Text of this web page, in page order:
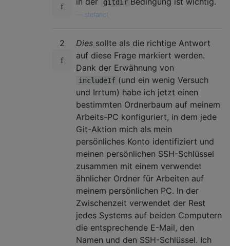
gitdir
stefanct
2 Dies sollte als die richtige Antwort
auf diese Frage markiert werden.
Dank der Erwähnung von
includeIf (und ein wenig Versuch
und Irrtum) habe ich jetzt einen
bestimmten Ordnerbaum auf meinem
Arbeits-PC konfiguriert, in dem jede
Git-Aktion mich als mein
persönliches Konto identifiziert und
meinen persönlichen SSH-Schlüssel
zusammen mit einem verwendet
ähnlicher Ordner für Arbeiten auf
meinem persönlichen PC. In der
Zwischenzeit verwendet der Rest
jedes Systems auf beiden Computern
die entsprechende E-Mail, den
Namen und den SSH-Schlüssel. Ich